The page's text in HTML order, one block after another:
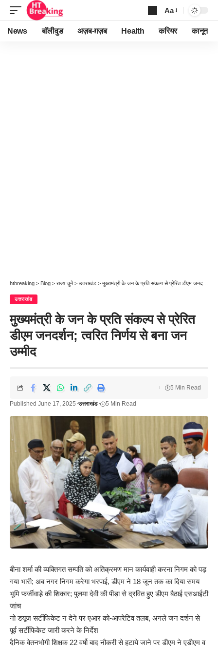
Font
Resizer
Aa
News बॉलीवुड अज़ब-ग़ज़ब Health करियर कानून
htbreaking > Blog > राज्य चुनें > उत्तराखंड > मुख्यमंत्री के जन के प्रति संकल्प से प्रेरित डीएम जनदर्शन; त्वरित निर्णय से बना जन उम्मीद
उत्तराखंड
मुख्यमंत्री के जन के प्रति संकल्प से प्रेरित
डीएम जनदर्शन; त्वरित निर्णय से बना जन
उम्मीद
Published June 17, 2025 उत्तराखंड 5 Min Read
5 Min Read
बीना शर्मा की व्यक्तिगत सम्पति को अतिक्रमण मान कार्यवाही करना निगम को पड़
गया भारी; अब नगर निगम करेगा भरपाई, डीएम ने 18 जून तक का दिया समय
भूमि फर्जीवाडे़ की शिकार; पुलमा देवी की पीड़ा से द्रवित हुए डीएम बैठाई एसआईटी
जांच
नो डयूज सर्टीफिकेट न देने पर एआर को-आपरेटिव तलब, अगले जन दर्शन से
पूर्व सर्टीफिकेट जारी करने के निर्देश
दैनिक वेतनभोगी शिक्षक 22 वर्षो बाद नौकरी से हटाये जाने पर डीएम ने एडीएम व